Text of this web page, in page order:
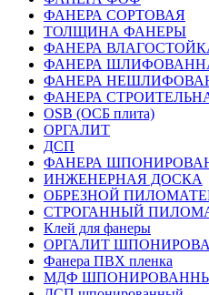
ФАНЕРА СОРТОВАЯ
ТОЛЩИНА ФАНЕРЫ
ФАНЕРА
ФАНЕРА
ФАНЕРА
ФАНЕРА
OSB (ОСБ плита)
ОРГАЛИТ
ДСП
ФАНЕРА
ИНЖЕНЕРНАЯ ДОСКА
ОБРЕЗНОЙ
СТРОГАННЫЙ
Клей для фанеры
ОРГАЛИТ
Фанера ПВХ пленка
МДФ